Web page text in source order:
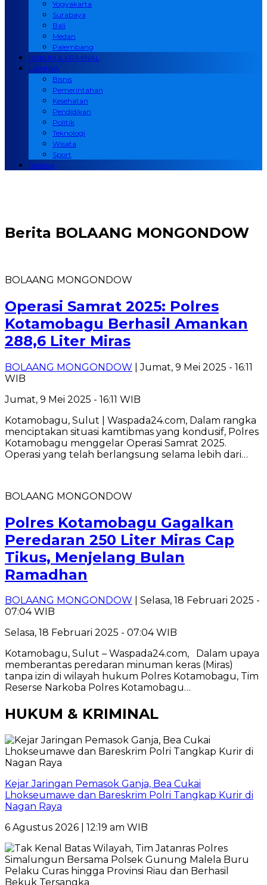
Yogyakarta
Surabaya
Bali
Medan
Palembang
HUKUM & KRIMINAL
LAINNYA
Bisnis
Pemerintahan
Kesehatan
Pendidikan
Politik
Teknologi
Wisata
Sport
Redaksi
Berita BOLAANG MONGONDOW
BOLAANG MONGONDOW
Operasi Samrat 2025: Polres
Kotamobagu Berhasil Amankan
288,6 Liter Miras
BOLAANG MONGONDOW | Jumat, 9 Mei 2025 - 16:11
WIB
Jumat, 9 Mei 2025 - 16:11 WIB
Kotamobagu, Sulut | Waspada24.com, Dalam rangka
menciptakan situasi kamtibmas yang kondusif, Polres
Kotamobagu menggelar Operasi Samrat 2025.
Operasi yang telah berlangsung selama lebih dari…
BOLAANG MONGONDOW
Polres Kotamobagu Gagalkan
Peredaran 250 Liter Miras Cap
Tikus, Menjelang Bulan
Ramadhan
BOLAANG MONGONDOW | Selasa, 18 Februari 2025 -
07:04 WIB
Selasa, 18 Februari 2025 - 07:04 WIB
Kotamobagu, Sulut – Waspada24.com, Dalam upaya
memberantas peredaran minuman keras (Miras)
tanpa izin di wilayah hukum Polres Kotamobagu, Tim
Reserse Narkoba Polres Kotamobagu…
HUKUM & KRIMINAL
Kejar Jaringan Pemasok Ganja, Bea Cukai
Lhokseumawe dan Bareskrim Polri Tangkap Kurir di
Nagan Raya
6 Agustus 2026 | 12:19 am WIB